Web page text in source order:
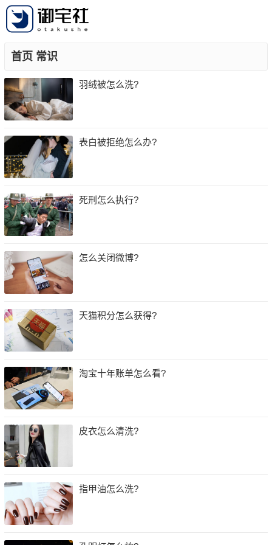
首页 常识
羽绒被怎么洗?
表白被拒绝怎么办?
死刑怎么执行?
怎么关闭微博?
天猫积分怎么获得?
淘宝十年账单怎么看?
皮衣怎么清洗?
指甲油怎么洗?